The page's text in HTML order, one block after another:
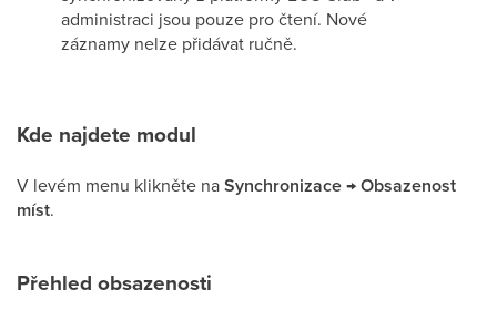
administraci jsou pouze pro čtení. Nové
záznamy nelze přidávat ručně.
Kde najdete modul
V levém menu klikněte naSynchronizace → Obsazenost
míst.
Přehled obsazenosti